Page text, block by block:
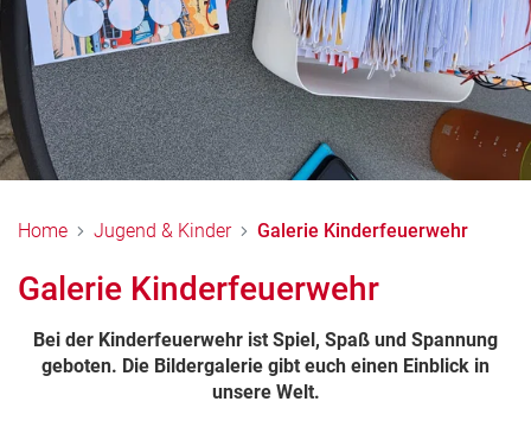
Home Jugend & Kinder Galerie Kinderfeuerwehr
Galerie Kinderfeuerwehr
Bei der Kinderfeuerwehr ist Spiel, Spaß und Spannung
geboten. Die Bildergalerie gibt euch einen Einblick in
unsere Welt.